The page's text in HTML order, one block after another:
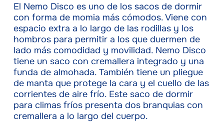
El Nemo Disco es uno de los sacos de dormir
con forma de momia más cómodos. Viene con
espacio extra a lo largo de las rodillas y los
hombros para permitir a los que duermen de
lado más comodidad y movilidad. Nemo Disco
tiene un saco con cremallera integrado y una
funda de almohada. También tiene un pliegue
de manta que protege la cara y el cuello de las
corrientes de aire frío. Este saco de dormir
para climas fríos presenta dos branquias con
cremallera a lo largo del cuerpo.